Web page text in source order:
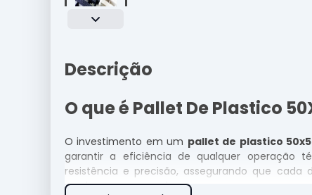
Descrição
O que é Pallet De Plastico
O investimento em um pallet de plastico
garantir a eficiência de qualquer operação
resistência e precisão, assegurando que
moderno no mercado.